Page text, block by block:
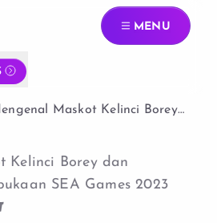
MENU
Maskot Kelinci Borey
Kelinci Borey dan
SEA Games 2023